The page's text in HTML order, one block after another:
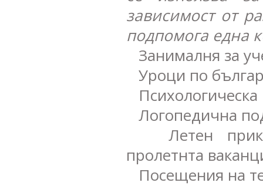
зависимост от
подпомога една
Занималня за
Уроци по
Логопедична
Летен
пролетнта
Посещения на